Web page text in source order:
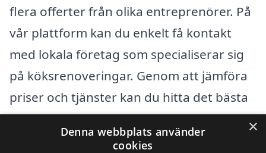
flera offerter från olika entreprenörer. På
vår plattform kan du enkelt få kontakt
med lokala företag som specialiserar sig
på köksrenoveringar. Genom att jämföra
priser och tjänster kan du hitta det bästa
erbjudandet som passar din budget och
dina behov.
×
Denna webbplats använder
cookies